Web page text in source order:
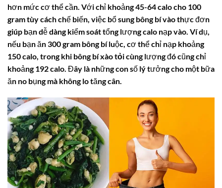
hơn mức cơ thể cần. Với chỉ khoảng 45-64calocho 100
gram tùy cách chế biến, việc bổ sungbông bívào thực đơn
giúp bạn dễ dàng kiểm soát tổng lượngcalo nạp vào. Ví dụ,
nếu bạn ăn 300 gram bông bíluộc, cơ thể chỉ nạp khoảng
150calo, trong khi bông bí xào tỏicùng lượng đó cũng chỉ
khoảng 192calo. Đây là những con số lý tưởng cho một bữa
ăn no bụng mà không lo tăng cân.